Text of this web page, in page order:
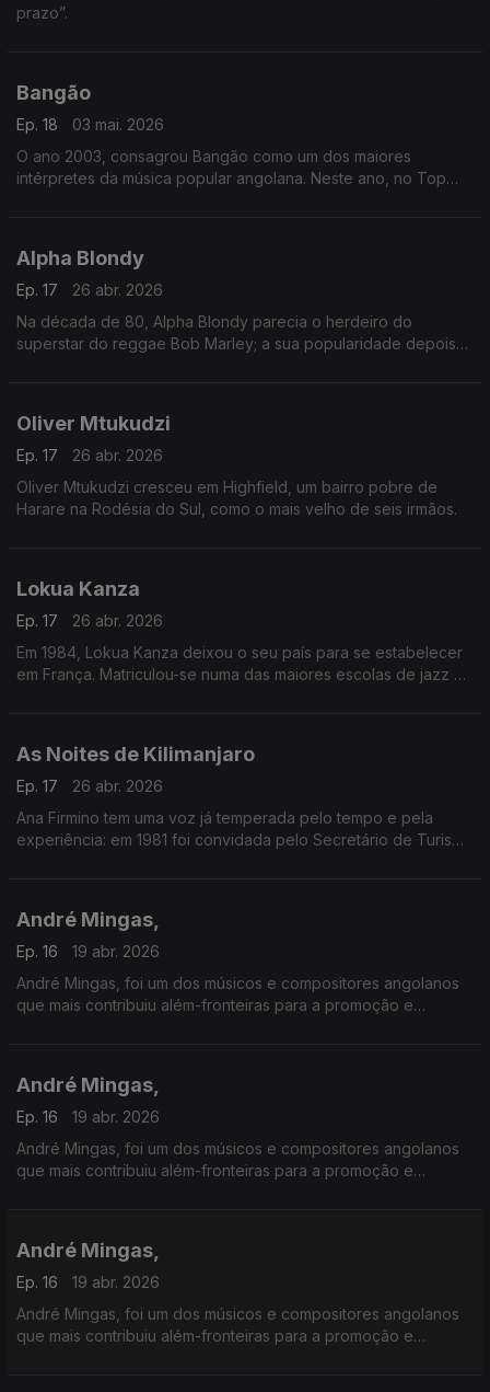
prazo”.
Bangão
Ep. 18
03 mai. 2026
O ano 2003, consagrou Bangão como um dos maiores
intérpretes da música popular angolana. Neste ano, no Top
Alpha Blondy
Ep. 17
26 abr. 2026
Na década de 80, Alpha Blondy parecia o herdeiro do
superstar do reggae Bob Marley; a sua popularidade depois
Oliver Mtukudzi
Ep. 17
26 abr. 2026
Oliver Mtukudzi cresceu em Highfield, um bairro pobre de
Harare na Rodésia do Sul, como o mais velho de seis irmãos.
Lokua Kanza
Ep. 17
26 abr. 2026
Em 1984, Lokua Kanza deixou o seu país para se estabelecer
em França. Matriculou-se numa das maiores escolas de jazz da
As Noites de Kilimanjaro
Ep. 17
26 abr. 2026
Ana Firmino tem uma voz já temperada pelo tempo e pela
experiência: em 1981 foi convidada pelo Secretário de Turismo
André Mingas,
Ep. 16
19 abr. 2026
André Mingas, foi um dos músicos e compositores angolanos
que mais contribuiu além-fronteiras para a promoção e
André Mingas,
Ep. 16
19 abr. 2026
André Mingas, foi um dos músicos e compositores angolanos
que mais contribuiu além-fronteiras para a promoção e
André Mingas,
Ep. 16
19 abr. 2026
André Mingas, foi um dos músicos e compositores angolanos
que mais contribuiu além-fronteiras para a promoção e